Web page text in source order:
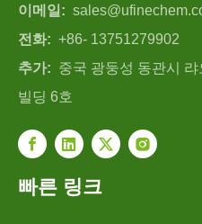
이메일:
전화: +86- 13751279902
추가: 중국 광둥성 동관시
빌딩 6호
빠른 링크